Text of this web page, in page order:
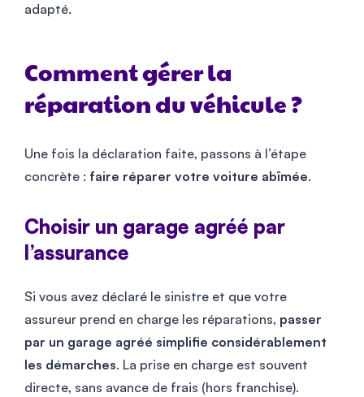
adapté.
Comment gérer la
réparation du véhicule ?
Une fois la déclaration faite, passons à l’étape
concrète : faire réparer votre voiture abîmée.
Choisir un garage agréé par
l’assurance
Si vous avez déclaré le sinistre et que votre
assureur prend en charge les réparations, passer
par un garage agréé simplifie considérablement
les démarches. La prise en charge est souvent
directe, sans avance de frais (hors franchise).